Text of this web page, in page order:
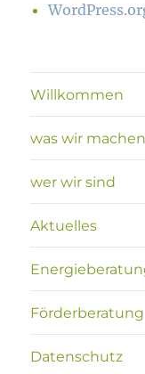
Willkommen
was wir machen
wer wir sind
Aktuelles
Förderberatung
Datenschutz